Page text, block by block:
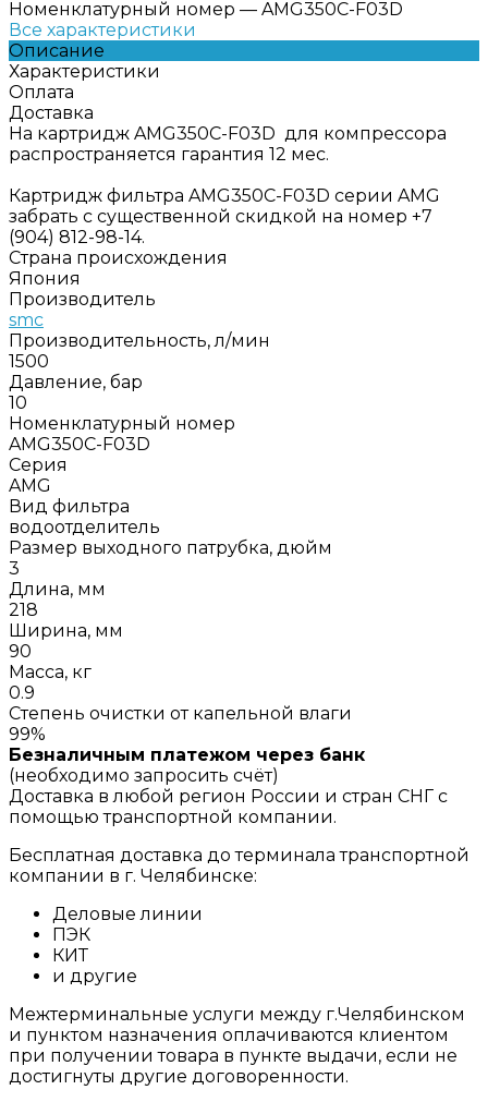
Номенклатурный номер — AMG350C-F03D
Все характеристики
Описание
Характеристики
Оплата
Доставка
На картридж AMG350C-F03D для компрессора
распространяется гарантия 12 мес.
Картридж фильтра AMG350C-F03D серии AMG
забрать с существенной скидкой на номер +7
(904) 812-98-14.
Страна происхождения
Япония
Производитель
smc
Производительность, л/мин
1500
Давление, бар
10
Номенклатурный номер
AMG350C-F03D
Серия
AMG
Вид фильтра
водоотделитель
Размер выходного патрубка, дюйм
3
Длина, мм
218
Ширина, мм
90
Масса, кг
0.9
Степень очистки от капельной влаги
99%
Безналичным платежом через банк
(необходимо запросить счёт)
Доставка в любой регион России и стран СНГ с
помощью транспортной компании.
Бесплатная доставка до терминала транспортной
компании в г. Челябинске:
Деловые линии
ПЭК
КИТ
и другие
Межтерминальные услуги между г.Челябинском
и пунктом назначения оплачиваются клиентом
при получении товара в пункте выдачи, если не
достигнуты другие договоренности.